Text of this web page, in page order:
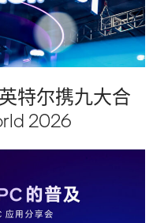
特尔携九大合
2026